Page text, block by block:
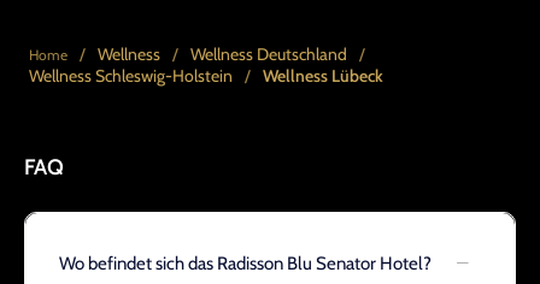
Home / Wellness / Wellness Deutschland
/
Wellness Schleswig-Holstein
/ Wellness Lübeck
FAQ
Wo befindet sich das Radisson Blu Senator Hotel?